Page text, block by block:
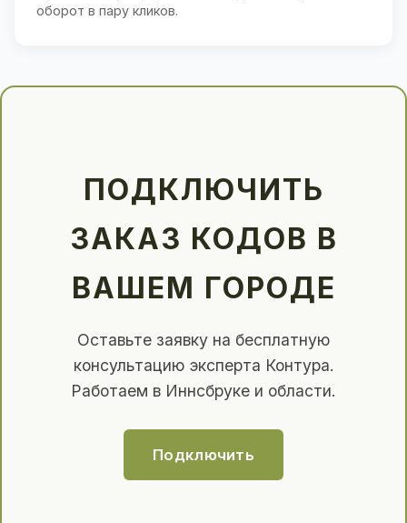
оборот в пару кликов.
ПОДКЛЮЧИТЬ
ЗАКАЗ КОДОВ В
ВАШЕМ ГОРОДЕ
Оставьте заявку на бесплатную
консультацию эксперта Контура.
Работаем в Иннсбруке и области.
Подключить